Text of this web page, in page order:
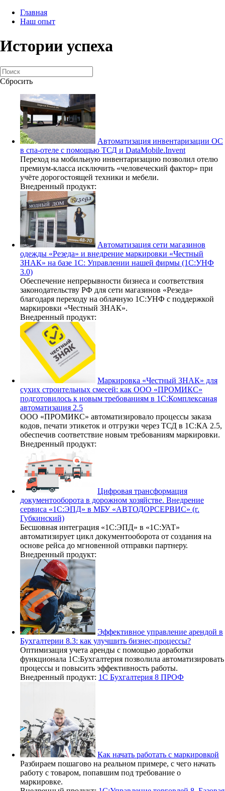
Главная
Наш опыт
Истории успеха
Сбросить
Автоматизация инвентаризации ОС
в спа-отеле с помощью ТСД и DataMobile.Invent
Переход на мобильную инвентаризацию позволил отелю
премиум-класса исключить «человеческий фактор» при
учёте дорогостоящей техники и мебели.
Внедренный продукт:
Автоматизация сети магазинов
одежды «Резеда» и внедрение маркировки «Честный
ЗНАК» на базе 1С: Управлении нашей фирмы (1С:УНФ
3.0)
Обеспечение непрерывности бизнеса и соответствия
законодательству РФ для сети магазинов «Резеда»
благодаря переходу на облачную 1С:УНФ с поддержкой
маркировки «Честный ЗНАК».
Внедренный продукт:
Маркировка «Честный ЗНАК» для
сухих строительных смесей: как ООО «ПРОМИКС»
подготовилось к новым требованиям в 1С:Комплексаная
автоматизация 2.5
ООО «ПРОМИКС» автоматизировало процессы заказа
кодов, печати этикеток и отгрузки через ТСД в 1С:КА 2.5,
обеспечив соответствие новым требованиям маркировки.
Внедренный продукт:
Цифровая трансформация
документооборота в дорожном хозяйстве. Внедрение
сервиса «1С:ЭПД» в МБУ «АВТОДОРСЕРВИС» (г.
Губкинский)
Бесшовная интеграция «1С:ЭПД» в «1С:УАТ»
автоматизирует цикл документооборота от создания на
основе рейса до мгновенной отправки партнеру.
Внедренный продукт:
Эффективное управление арендой в
Бухгалтерии 8.3: как улучшить бизнес-процессы?
Оптимизация учета аренды с помощью доработки
функционала 1С:Бухгалтерия позволила автоматизировать
процессы и повысить эффективность работы.
Внедренный продукт: 1С Бухгалтерия 8 ПРОФ
Как начать работать с маркировкой
Разбираем пошагово на реальном примере, с чего начать
работу с товаром, попавшим под требование о
маркировке.